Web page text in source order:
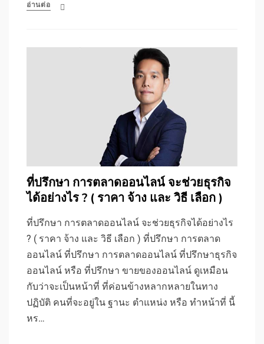
อ่านต่อ
ที่ปรึกษา การตลาดออนไลน์ จะช่วยธุรกิจ
ได้อย่างไร ? ( ราคา จ้าง และ วิธี เลือก )
ที่ปรึกษา การตลาดออนไลน์ จะช่วยธุรกิจได้อย่างไร
? ( ราคา จ้าง และ วิธี เลือก ) ที่ปรึกษา การตลาด
ออนไลน์ ที่ปรึกษา การตลาดออนไลน์ ที่ปรึกษาธุรกิจ
ออนไลน์ หรือ ที่ปรึกษา ขายของออนไลน์ ดูเหมือน
กับว่าจะเป็นหน้าที่ ที่ค่อนข้างหลากหลายในทาง
ปฏิบัติ คนที่จะอยู่ใน ฐานะ ตำแหน่ง หรือ ทำหน้าที่ นี้
หร…